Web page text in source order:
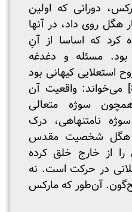
دورانی که اولین
هگل روی داد، در آنها
کرد که اساسا از آنِ
بود. مسئله و دغدغه
کیهانی بود
می‌خواند: واقعیت آن
سوژه متعالی
نامتنهاهی، درک
هگل شخصیت مقدس
از خارج خلق کرده
در حرکت است. نه
آن‌طور که مارکس